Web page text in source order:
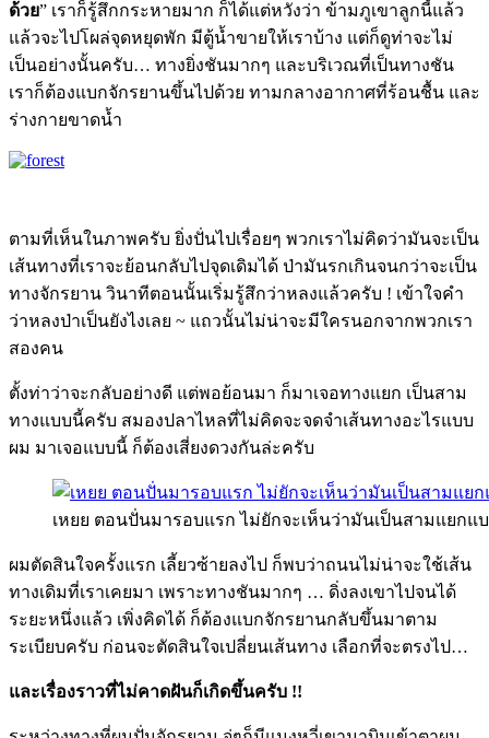
ด้วย” เราก็รู้สึกกระหายมาก ก็ได้แต่หวังว่า ข้ามภูเขาลูกนี้แล้ว
แล้วจะไปโผล่จุดหยุดพัก มีตู้น้ำขายให้เราบ้าง แต่ก็ดูท่าจะไม่
เป็นอย่างนั้นครับ… ทางยิ่งชันมากๆ และบริเวณที่เป็นทางชัน
เราก็ต้องแบกจักรยานขึ้นไปด้วย ทามกลางอากาศที่ร้อนชื้น และ
ร่างกายขาดน้ำ
ตามที่เห็นในภาพครับ ยิ่งปั่นไปเรื่อยๆ พวกเราไม่คิดว่ามันจะเป็น
เส้นทางที่เราจะย้อนกลับไปจุดเดิมได้ ป่ามันรกเกินจนกว่าจะเป็น
ทางจักรยาน วินาทีตอนนั้นเริ่มรู้สึกว่าหลงแล้วครับ ! เข้าใจคำ
ว่าหลงป่าเป็นยังไงเลย ~ แถวนั้นไม่น่าจะมีใครนอกจากพวกเรา
สองคน
ตั้งท่าว่าจะกลับอย่างดี แต่พอย้อนมา ก็มาเจอทางแยก เป็นสาม
ทางแบบนี้ครับ สมองปลาไหลที่ไม่คิดจะจดจำเส้นทางอะไรแบบ
ผม มาเจอแบบนี้ ก็ต้องเสี่ยงดวงกันล่ะครับ
เหยย ตอนปั่นมารอบแรก ไม่ยักจะเห็นว่ามันเป็นสามแยก
ผมตัดสินใจครั้งแรก เลี้ยวซ้ายลงไป ก็พบว่าถนนไม่น่าจะใช้เส้น
ทางเดิมที่เราเคยมา เพราะทางชันมากๆ … ดิ่งลงเขาไปจนได้
ระยะหนึ่งแล้ว เพิ่งคิดได้ ก็ต้องแบกจักรยานกลับขึ้นมาตาม
ระเบียบครับ ก่อนจะตัดสินใจเปลี่ยนเส้นทาง เลือกที่จะตรงไป…
และเรื่องราวที่ไม่คาดฝันก็เกิดขึ้นครับ !!